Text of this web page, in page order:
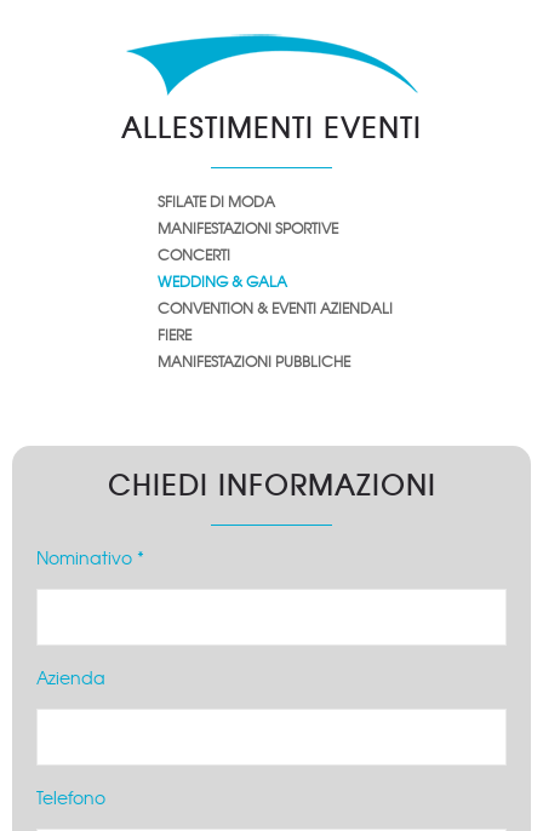
ALLESTIMENTI EVENTI
SFILATE DI MODA
MANIFESTAZIONI SPORTIVE
CONCERTI
WEDDING & GALA
CONVENTION & EVENTI AZIENDALI
FIERE
MANIFESTAZIONI PUBBLICHE
CHIEDI INFORMAZIONI
Nominativo *
Azienda
Telefono